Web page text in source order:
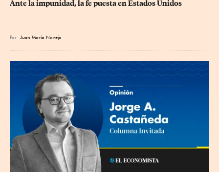
Ante la impunidad, la fe puesta en Estados Unidos
Por Juan María Naveja